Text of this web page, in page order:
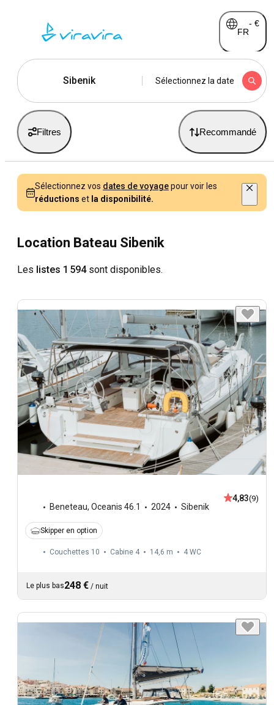
FR
- €
Sibenik Sélectionnez la date
Filtres Recommandé
Sélectionnez vos dates de voyagepour voir les
réductions et la disponibilité.
Location Bateau Sibenik
Les listes 1 594sont disponibles.
Beneteau, Oceanis 46.1 2024 Sibenik
4,83(9)
Skipper en option
Couchettes 10 Cabine 4 14,6 m 4 WC
Le plus bas248 € / nuit